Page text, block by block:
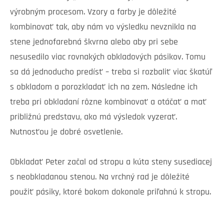
výrobným procesom. Vzory a farby je dôležité
kombinovať tak, aby nám vo výsledku nevznikla na
stene jednofarebná škvrna alebo aby pri sebe
nesusedilo viac rovnakých obkladových pásikov. Tomu
sa dá jednoducho predísť – treba si rozbaliť viac škatúľ
s obkladom a porozkladať ich na zem. Následne ich
treba pri obkladaní rôzne kombinovať a otáčať a mať
približnú predstavu, ako má výsledok vyzerať.
Nutnosťou je dobré osvetlenie.
Obkladať Peter začal od stropu a kúta steny susediacej
s neobkladanou stenou. Na vrchný rad je dôležité
použiť pásiky, ktoré bokom dokonale priľahnú k stropu.